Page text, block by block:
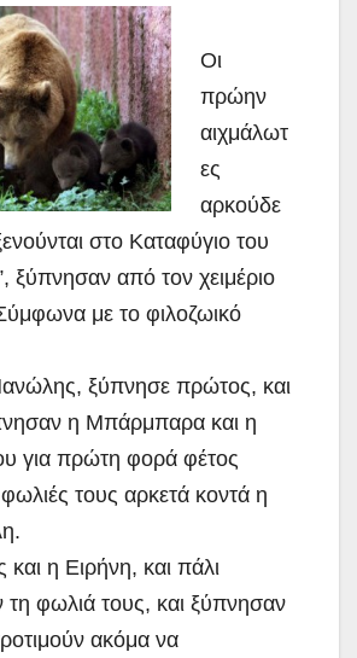
Οι
πρώην
αιχμάλωτ
ες
αρκούδε
στο Καταφύγιο του
ξύπνησαν από τον χειμέριο
με το φιλοζωικό
ξύπνησε πρώτος, και
η Μπάρμπαρα και η
για πρώτη φορά φέτος
φωλιές τους αρκετά κοντά η
η Ειρήνη, και πάλι
τη φωλιά τους, και ξύπνησαν
ακόμα να